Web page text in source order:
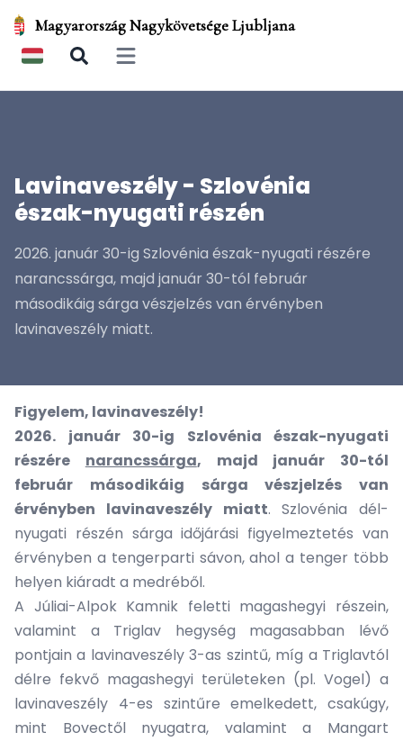
Magyarország Nagykövetsége Ljubljana
Open main menu
Lavinaveszély - Szlovénia
észak-nyugati részén
2026. január 30-ig Szlovénia észak-nyugati részére
narancssárga, majd január 30-tól február
másodikáig sárga vészjelzés van érvényben
lavinaveszély miatt.
Figyelem, lavinaveszély!
2026. január 30-ig Szlovénia észak-nyugati
részére narancssárga, majd január 30-tól
február másodikáig sárga vészjelzés van
érvényben lavinaveszély miatt. Szlovénia dél-
nyugati részén sárga időjárási figyelmeztetés van
érvényben a tengerparti sávon, ahol a tenger több
helyen kiáradt a medréből.
A Júliai-Alpok Kamnik feletti magashegyi részein,
valamint a Triglav hegység magasabban lévő
pontjain a lavinaveszély 3-as szintű, míg a Triglavtól
délre fekvő magashegyi területeken (pl. Vogel) a
lavinaveszély 4-es szintűre emelkedett, csakúgy,
mint Bovectől nyugatra, valamint a Mangart